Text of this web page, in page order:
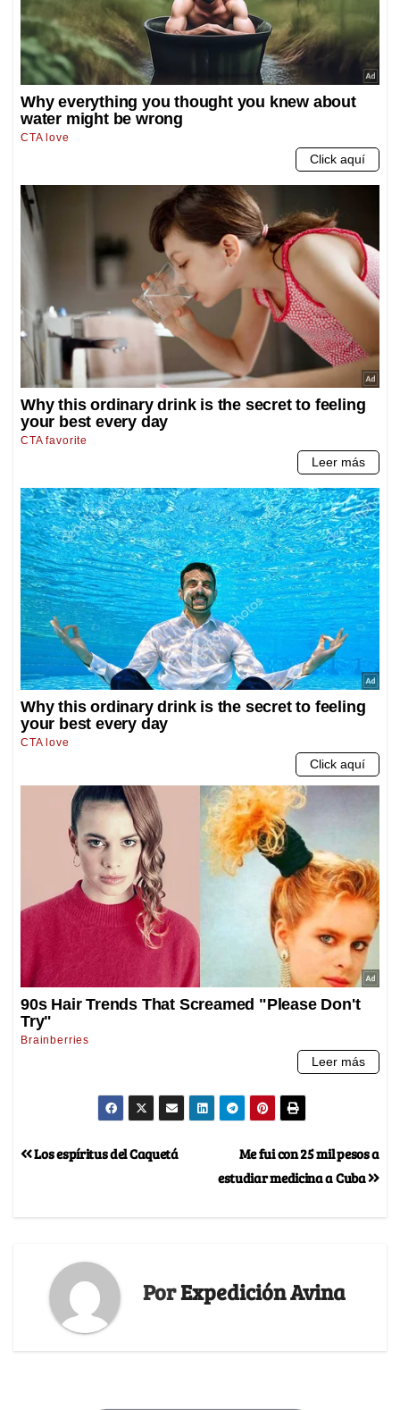
Me fui con 25 mil pesos a
estudiar medicina a Cuba
Los espíritus del Caquetá
PorExpedición Avina